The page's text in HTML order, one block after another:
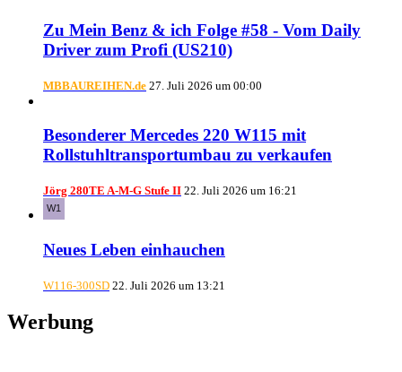
Zu Mein Benz & ich Folge #58 - Vom Daily
Driver zum Profi (US210)
MBBAUREIHEN.de 27. Juli 2026 um 00:00
Besonderer Mercedes 220 W115 mit
Rollstuhltransportumbau zu verkaufen
Jörg 280TE A-M-G Stufe II 22. Juli 2026 um 16:21
Neues Leben einhauchen
W116-300SD 22. Juli 2026 um 13:21
Werbung